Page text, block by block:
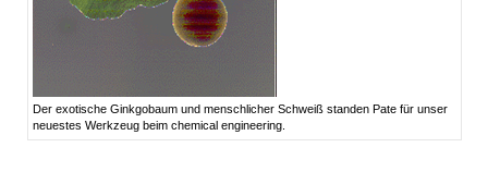
Der exotische Ginkgobaum und menschlicher Schweiß standen Pate für unser
neuestes Werkzeug beim chemical engineering.